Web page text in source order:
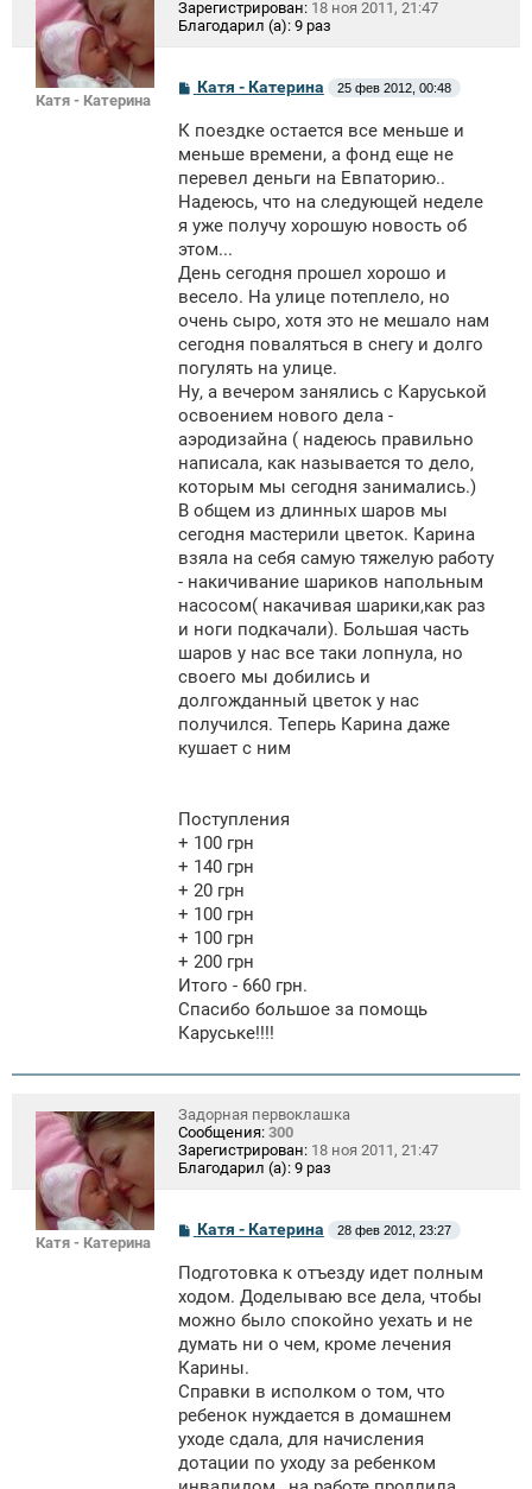
Катя - Катерина
Зарегистрирован: 18 ноя 2011, 21:47
Благодарил (а): 9 раз
С
б
щ
н
и
Катя - Катерина 25 фев 2012, 00:48
К поездке остается все меньше и
меньше времени, а фонд еще не
перевел деньги на Евпаторию..
Надеюсь, что на следующей неделе
я уже получу хорошую новость об
этом...
День сегодня прошел хорошо и
весело. На улице потеплело, но
очень сыро, хотя это не мешало нам
сегодня поваляться в снегу и долго
погулять на улице.
Ну, а вечером занялись с Каруськой
освоением нового дела -
аэродизайна ( надеюсь правильно
написала, как называется то дело,
которым мы сегодня занимались.)
В общем из длинных шаров мы
сегодня мастерили цветок. Карина
взяла на себя самую тяжелую работу
- накичивание шариков напольным
насосом( накачивая шарики,как раз
и ноги подкачали). Большая часть
шаров у нас все таки лопнула, но
своего мы добились и
долгожданный цветок у нас
получился. Теперь Карина даже
кушает с ним
Поступления
+ 100 грн
+ 140 грн
+ 20 грн
+ 100 грн
+ 100 грн
+ 200 грн
Итого - 660 грн.
Спасибо большое за помощь
Каруське!!!!
Катя - Катерина
Задорная первоклашка
Сообщения: 300
Зарегистрирован: 18 ноя 2011, 21:47
Благодарил (а): 9 раз
С
б
щ
е
н
и
Катя - Катерина 28 фев 2012, 23:27
Подготовка к отъезду идет полным
ходом. Доделываю все дела, чтобы
можно было спокойно уехать и не
думать ни о чем, кроме лечения
Карины.
Справки в исполком о том, что
ребенок нуждается в домашнем
уходе сдала, для начисления
дотации по уходу за ребенком